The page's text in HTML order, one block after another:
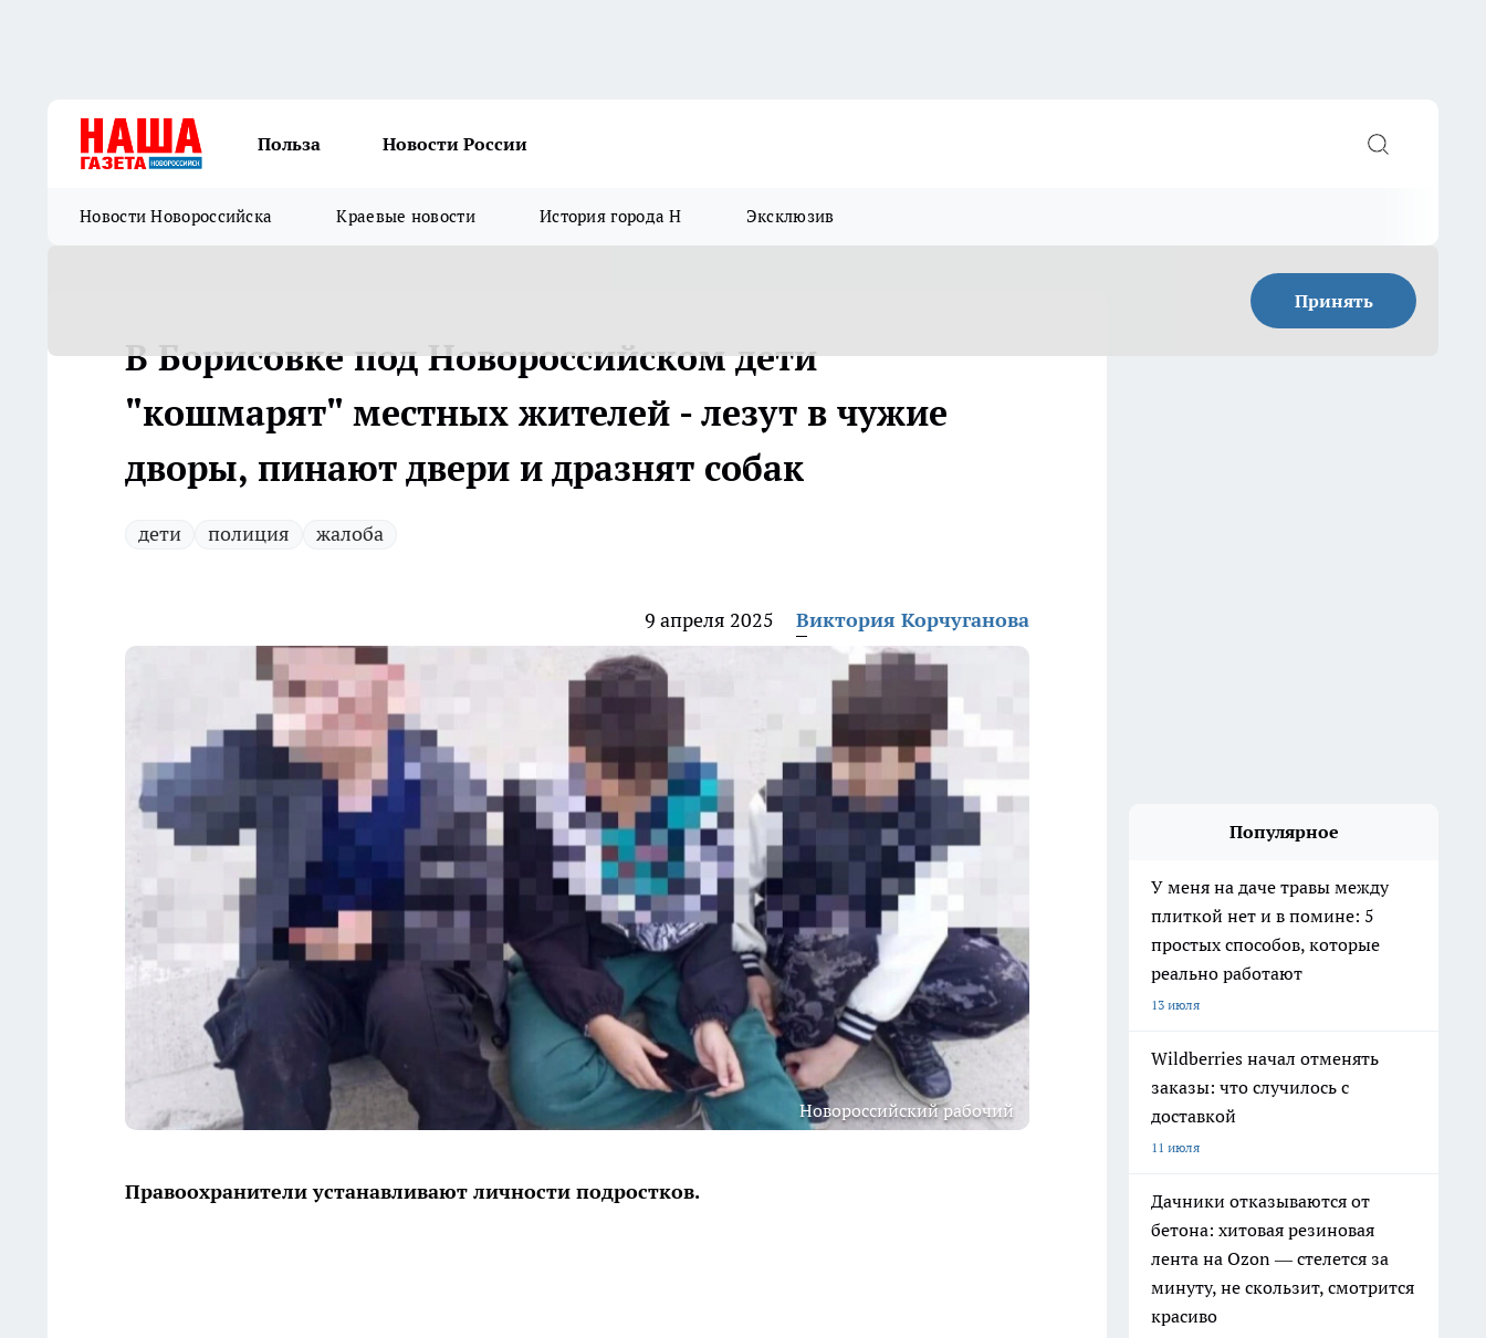
Польза Новости России
Новости Новороссийска Краевые новости История города Н Эксклюзив
Принять
В Борисовке под Новороссийском дети
"кошмарят" местных жителей - лезут в чужие
дворы, пинают двери и дразнят собак
дети полиция жалоба
9 апреля 2025 Виктория Корчуганова
Новороссийский рабочий
Правоохранители устанавливают личности подростков.
Популярное
У меня на даче травы между
плиткой нет и в помине: 5
простых способов, которые
реально работают
13 июля
Wildberries начал отменять
заказы: что случилось с
доставкой
11 июля
Дачники отказываются от
бетона: хитовая резиновая
лента на Ozon — стелется за
минуту, не скользит, смотрится
красиво